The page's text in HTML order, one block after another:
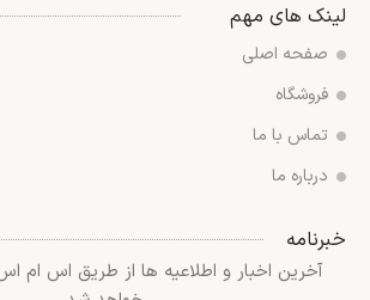
لینک های مهم
صفحه اصلی
فروشگاه
تماس با ما
درباره ما
خبرنامه
آخرین اخبار و اطلاعیه ها از طریق اس ام